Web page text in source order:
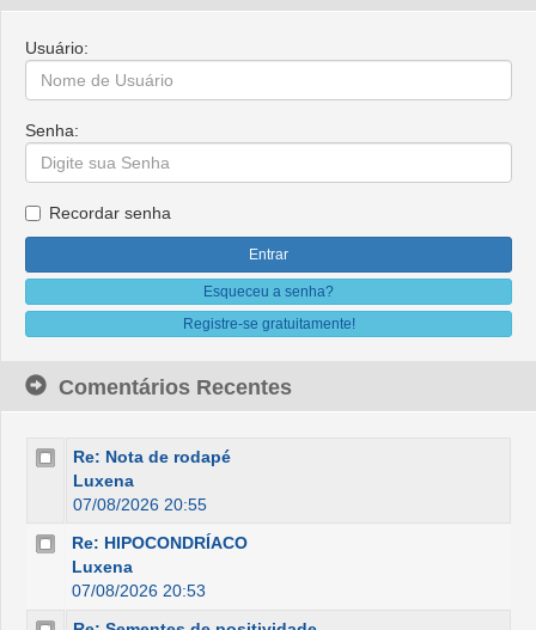
Usuário:
Senha:
Recordar senha
Esqueceu a senha?
Registre-se gratuitamente!
Comentários Recentes
Re: Nota de rodapé
Luxena
07/08/2026 20:55
Re: HIPOCONDRÍACO
Luxena
07/08/2026 20:53